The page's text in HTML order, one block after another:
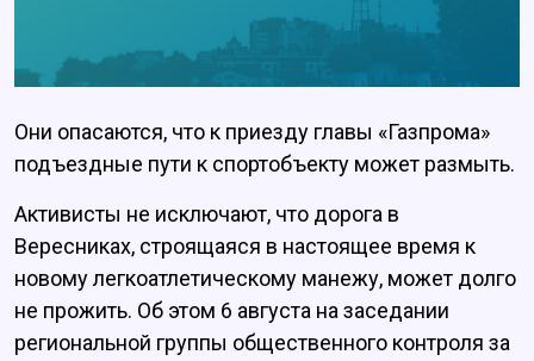
Они опасаются, что к приезду главы «Газпрома»
подъездные пути к спортобъекту может размыть.
Активисты не исключают, что дорога в
Вересниках, строящаяся в настоящее время к
новому легкоатлетическому манежу, может долго
не прожить. Об этом 6 августа на заседании
региональной группы общественного контроля за